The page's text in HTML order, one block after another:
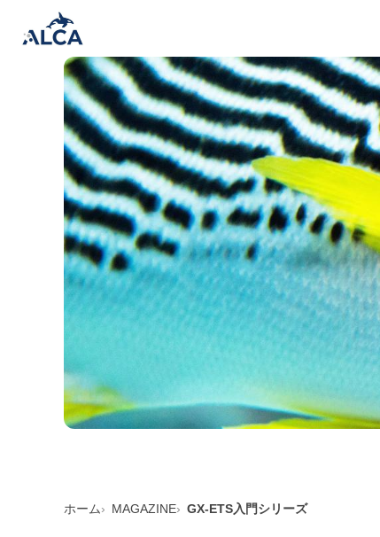
ホーム MAGAZINE GX-ETS入門シリーズ